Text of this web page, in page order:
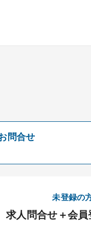
問合せ
未登録の
求人問合せ＋会員